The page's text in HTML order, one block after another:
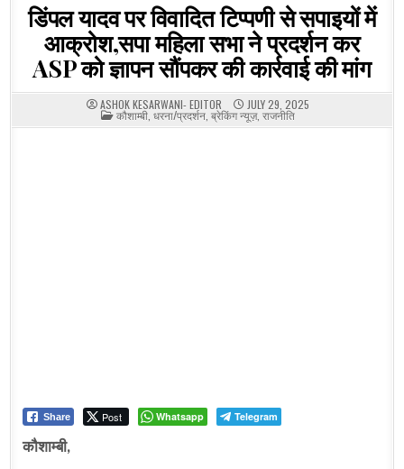
डिंपल यादव पर विवादित टिप्पणी से सपाइयों में
आक्रोश,सपा महिला सभा ने प्रदर्शन कर
ASP को ज्ञापन सौंपकर की कार्रवाई की मांग
ASHOK KESARWANI- EDITOR JULY 29, 2025
POSTED
IN
कौशाम्बी, धरना/प्रदर्शन, ब्रेकिंग न्यूज़, राजनीति
Share Post Whatsapp Telegram
कौशाम्बी,